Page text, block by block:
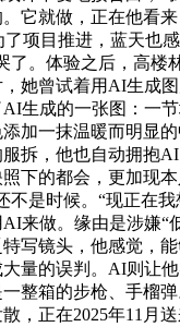
它就做，正在他看
项目推进，蓝天也
了。体验之后，高楼
她曾试着用AI生成
生成的一张图：一
加一抹温暖而明显
拆，他也自动拥抱
下的都会，更加现本
不是时候。“现正在
来做。缘由是涉嫌“
写镜头，他感觉，
量的误判。AI则让
整箱的步枪、手榴
，正在2025年11月